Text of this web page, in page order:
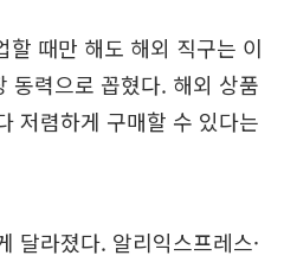
할 때만 해도 해외 직구는 이
동력으로 꼽혔다. 해외 상품
저렴하게 구매할 수 있다는
달라졌다. 알리익스프레스·